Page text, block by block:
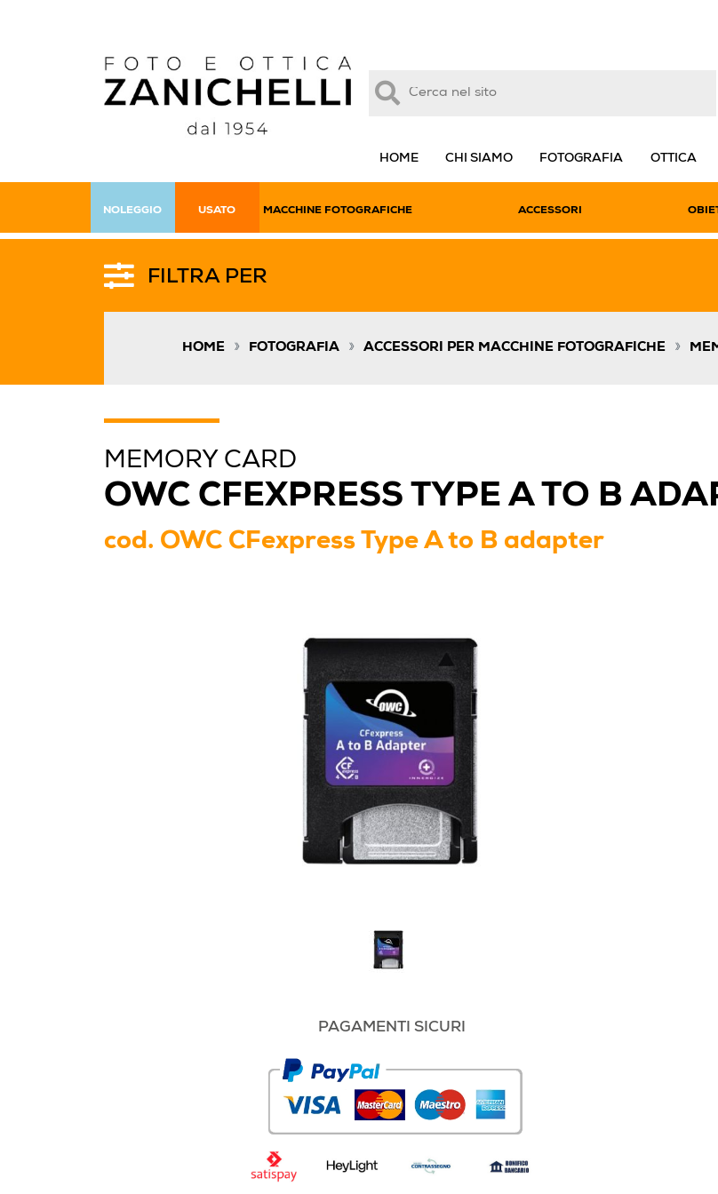
HOME CHI SIAMO FOTOGRAFIA OTTICA
NOLEGGIO USATO MACCHINE FOTOGRAFICHE ACCESSORI
FILTRA PER
HOME » FOTOGRAFIA » ACCESSORI PER MACCHINE FOTOGRAFICHE »
MEMORY CARD
OWC CFEXPRESS TYPE A TO B
cod. OWC CFexpress Type A to B adapter
PAGAMENTI SICURI